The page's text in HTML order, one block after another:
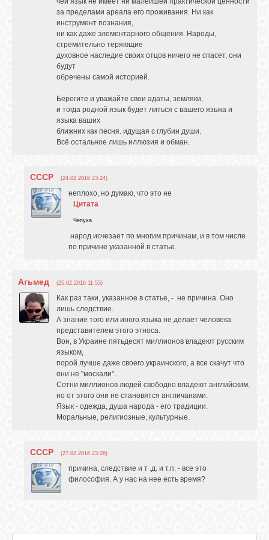
за пределами ареала его проживания. Ни как
инструмент познания,
ни как даже элементарного общения. Народы,
стремительно теряющие
духовное наследие своих отцов ничего не спасет, они
будут
обречены самой историей.
Берегите и уважайте свои адаты, земляки,
и тогда родной язык будет литься с вашего языка и
языка ваших
ближних как песня. идущая с глубин души.
Всё остальное лишь иллюзия и обман.
СССР (24.02.2016 23:24)
неплохо, но думаю, что это не
Цитата
Чепуха
народ исчезает по многим причинам, и в том числе
по причине указанной в статье.
Агьмед (25.02.2016 11:55)
Как раз таки, указанное в статье, - не причина. Оно
лишь следствие.
А знание того или иного языка не делает человека
представителем этого этноса.
Вон, в Украине пятьдесят миллионов владеют русским
языком,
порой лучше даже своего украинского, а все скачут что
они не "москали"..
Сотни миллионов людей свободно владеют английским,
но от этого они не становятся англичанами.
Язык - одежда, душа народа - его традиции.
Моральные, религиозные, культурные.
СССР (27.02.2016 23:26)
причина, следствие и т .д. и т.п. - все это
философия. А у нас на нее есть время?